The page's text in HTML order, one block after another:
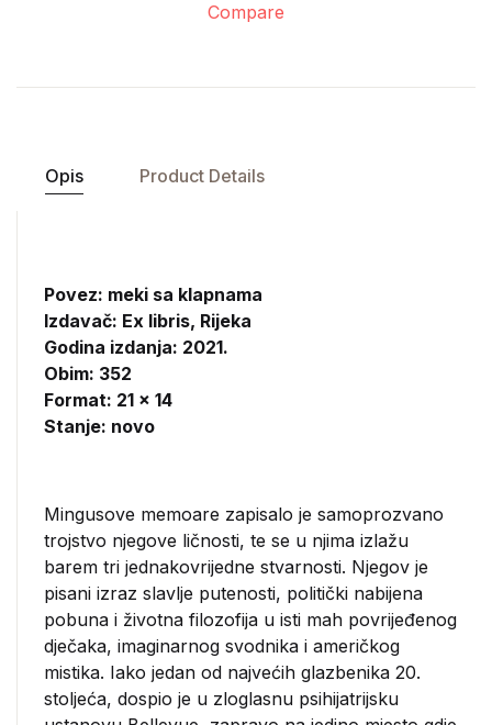
Compare
Opis Product Details
Povez: meki sa klapnama
Izdavač: Ex libris, Rijeka
Godina izdanja: 2021.
Obim: 352
Format: 21 x 14
Stanje: novo
Mingusove memoare zapisalo je samoprozvano
trojstvo njegove ličnosti, te se u njima izlažu
barem tri jednakovrijedne stvarnosti. Njegov je
pisani izraz slavlje putenosti, politički nabijena
pobuna i životna filozofija u isti mah povrijeđenog
dječaka, imaginarnog svodnika i američkog
mistika. Iako jedan od najvećih glazbenika 20.
stoljeća, dospio je u zloglasnu psihijatrijsku